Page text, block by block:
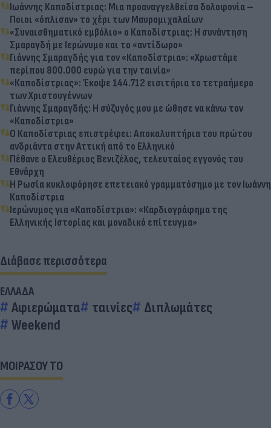
Ιωάννης Καποδίστριας: Μια προαναγγελθείσα δολοφονία –
Ποιοι «όπλισαν» το χέρι των Μαυρομιχαλαίων
«Συναισθηματικό εμβόλιο» ο Καποδίστριας: Η συνάντηση
Σμαραγδή με Ιερώνυμο και το «αντίδωρο»
Γιάννης Σμαραγδής για τον «Καποδίστρια»: «Χρωστάμε
περίπου 800.000 ευρώ για την ταινία»
«Καποδίστριας»: Έκοψε 144.712 εισιτήρια το τετραήμερο
των Χριστουγέννων
Γιάννης Σμαραγδής: Η σύζυγός μου με ώθησε να κάνω τον
«Καποδίστρια»
Ο Καποδίστριας επιστρέφει: Αποκαλυπτήρια του πρώτου
ανδριάντα στην Αττική από το Ελληνικό
Πέθανε ο Ελευθέριος Βενιζέλος, τελευταίος εγγονός του
Εθνάρχη
Η Ρωσία κυκλοφόρησε επετειακό γραμματόσημο με τον Ιωάννη
Καποδίστρια
Ιερώνυμος για «Καποδίστρια»: «Καρδιογράφημα της
Ελληνικής Ιστορίας και μοναδικό επίτευγμα»
Διάβασε περισσότερα
ΕΛΛΑΔΑ
Αφιερώματα ταινίες
Διπλωμάτες
Weekend
ΜΟΙΡΑΣΟΥ ΤΟ